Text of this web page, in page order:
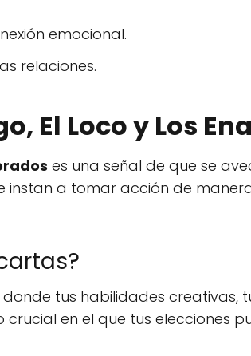
emocional.
relaciones.
El Loco y Los
es una señal de que se
instan a tomar acción de
tus habilidades creativas,
en el que tus elecciones